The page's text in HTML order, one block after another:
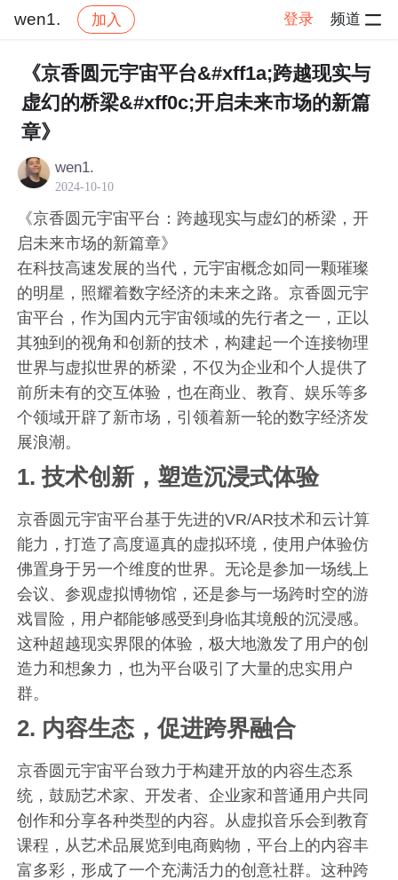
wen1. 加入 登录 频道
社区 wen1. 交流讨论 帖子详情
《京香圆元宇宙平台&#xff1a;跨越现实与
虚幻的桥梁&#xff0c;开启未来市场的新篇
章》
wen1.
2024-10-10
《京香圆元宇宙平台：跨越现实与虚幻的桥梁，开
启未来市场的新篇章》
在科技高速发展的当代，元宇宙概念如同一颗璀璨
的明星，照耀着数字经济的未来之路。京香圆元宇
宙平台，作为国内元宇宙领域的先行者之一，正以
其独到的视角和创新的技术，构建起一个连接物理
世界与虚拟世界的桥梁，不仅为企业和个人提供了
前所未有的交互体验，也在商业、教育、娱乐等多
个领域开辟了新市场，引领着新一轮的数字经济发
展浪潮。
1.技术创新，塑造沉浸式体验
京香圆元宇宙平台基于先进的VR/AR技术和云计算
能力，打造了高度逼真的虚拟环境，使用户体验仿
佛置身于另一个维度的世界。无论是参加一场线上
会议、参观虚拟博物馆，还是参与一场跨时空的游
戏冒险，用户都能够感受到身临其境般的沉浸感。
这种超越现实界限的体验，极大地激发了用户的创
造力和想象力，也为平台吸引了大量的忠实用户
群。
2. 内容生态，促进跨界融合
京香圆元宇宙平台致力于构建开放的内容生态系
统，鼓励艺术家、开发者、企业家和普通用户共同
创作和分享各种类型的内容。从虚拟音乐会到教育
课程，从艺术品展览到电商购物，平台上的内容丰
富多彩，形成了一个充满活力的创意社群。这种跨